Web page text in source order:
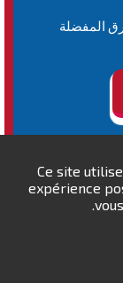
Ce site
expérience
المفضلة